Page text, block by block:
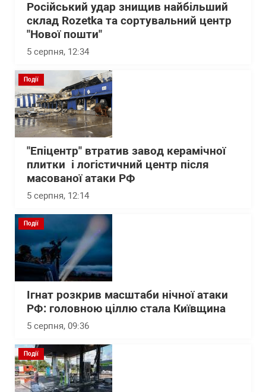
Російський удар знищив найбільший
склад Rozetka та сортувальний центр
"Нової пошти"
5 серпня, 12:34
Події
"Епіцентр" втратив завод керамічної
плитки і логістичний центр після
масованої атаки РФ
5 серпня, 12:14
Події
Ігнат розкрив масштаби нічної атаки
РФ: головною ціллю стала Київщина
5 серпня, 09:36
Події